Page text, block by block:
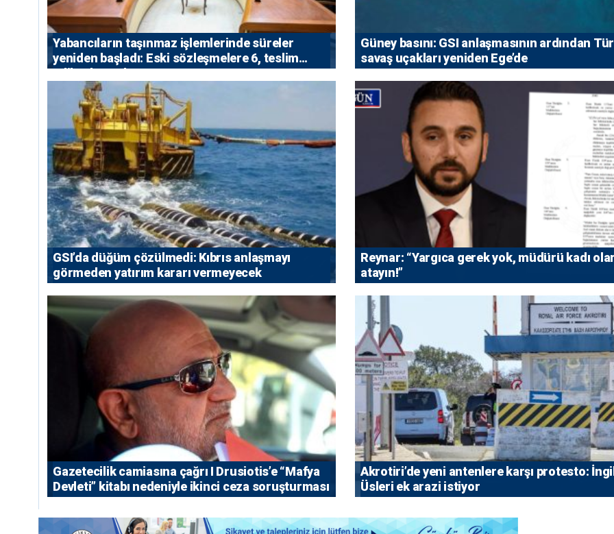
Yabancıların taşınmaz işlemlerinde süreler
yeniden başladı: Eski sözleşmelere 6, teslim
edilen konutlara 36 ay
Güney basını: ⁠GSI anlaşmasının ardından
savaş uçakları yeniden Ege’de
GSI’da düğüm çözülmedi: Kıbrıs anlaşmayı
görmeden yatırım kararı vermeyecek
Reynar: “Yargıca gerek yok, müdürü kadı
atayın!”
Gazetecilik camiasına çağrı I ⁠Drusiotis’e “Mafya
Devleti” kitabı nedeniyle ikinci ceza soruşturması
⁠Akrotiri’de yeni antenlere karşı protesto:
Üsleri ek arazi istiyor